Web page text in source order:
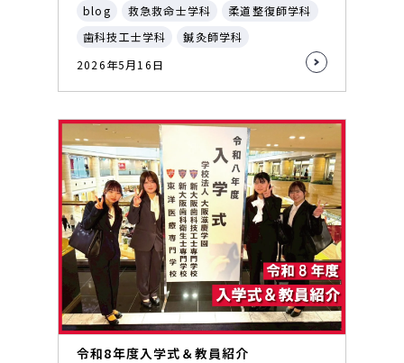
blog 救急救命士学科
柔道整復師学科
歯科技工士学科
鍼灸師学科
2026年5月16日
令和8年度入学式＆教員紹介